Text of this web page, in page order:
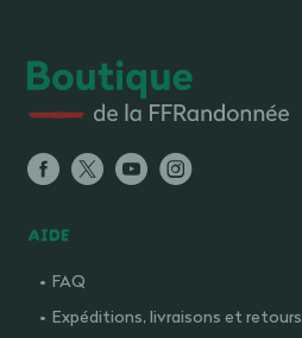
AIDE
FAQ
Expéditions, livraisons et retours